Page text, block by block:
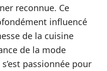
reconnue. Ce
influencé
de la cuisine
de la mode
passionnée pour